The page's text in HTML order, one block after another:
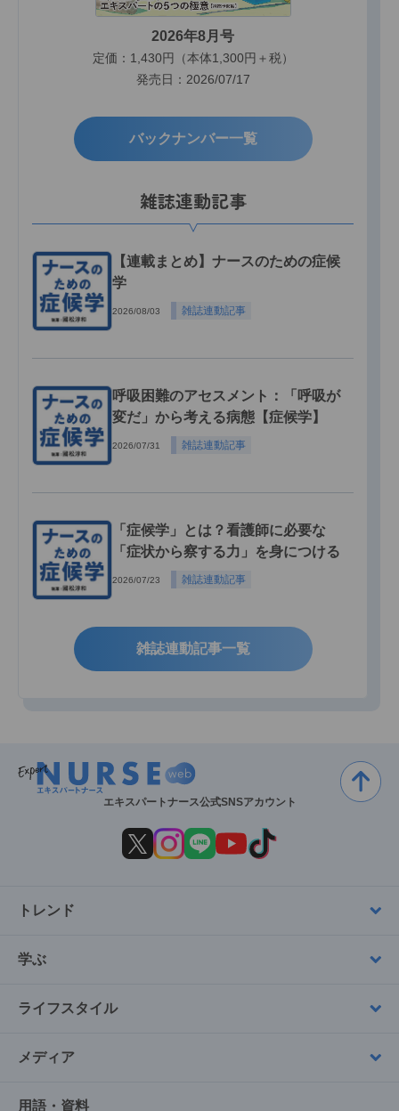
2026年8月号
定価：1,430円（本体1,300円＋税）
発売日：2026/07/17
バックナンバー一覧
雑誌連動記事
【連載まとめ】ナースのための症候
学
2026/08/03 雑誌連動記事
呼吸困難のアセスメント：「呼吸が
変だ」から考える病態【症候学】
2026/07/31 雑誌連動記事
「症候学」とは？看護師に必要な
「症状から察する力」を身につける
2026/07/23 雑誌連動記事
雑誌連動記事一覧
エキスパートナース公式SNSアカウント
トレンド
学ぶ
ライフスタイル
メディア
用語・資料